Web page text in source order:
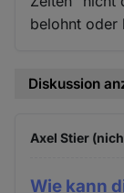
belohnt oder
Diskussion
Axel Stier
Wie kann